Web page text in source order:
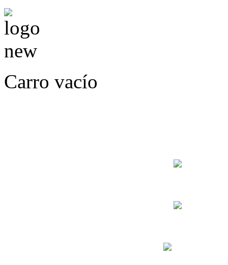
Carro vacío